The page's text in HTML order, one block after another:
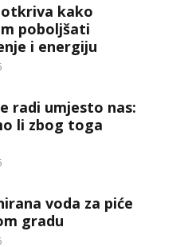
kako
poboljšati
i energiju
radi umjesto nas:
li zbog toga
voda za piće
gradu